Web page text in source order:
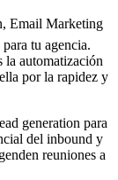
Email Marketing
tu agencia.
la automatización
por la rapidez y
generation para
del inbound y
reuniones a